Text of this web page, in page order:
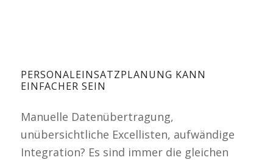
PERSONALEINSATZPLANUNG KANN
EINFACHER SEIN
Manuelle Datenübertragung,
unübersichtliche Excellisten, aufwändige
Integration? Es sind immer die gleichen